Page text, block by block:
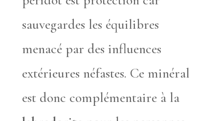
sauvegardes les équilibres
menacé par des influences
extérieures néfastes. Ce minéral
est donc complémentaire à la